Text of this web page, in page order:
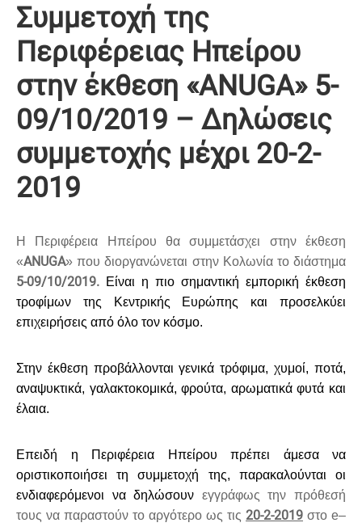
Συμμετοχή της
Περιφέρειας Ηπείρου
στην έκθεση «ANUGA» 5-
09/10/2019 – Δηλώσεις
συμμετοχής μέχρι 20-2-
2019
Η Περιφέρεια Ηπείρου θα συμμετάσχει στην έκθεση
«ANUGA» που διοργανώνεται στην Κολωνία το διάστημα
5-09/10/2019. Είναι η πιο σημαντική εμπορική έκθεση
τροφίμων της Κεντρικής Ευρώπης και προσελκύει
επιχειρήσεις από όλο τον κόσμο.
Στην έκθεση προβάλλονται γενικά τρόφιμα, χυμοί, ποτά,
αναψυκτικά, γαλακτοκομικά, φρούτα, αρωματικά φυτά και
έλαια.
Επειδή η Περιφέρεια Ηπείρου πρέπει άμεσα να
οριστικοποιήσει τη συμμετοχή της, παρακαλούνται οι
ενδιαφερόμενοι να δηλώσουν εγγράφως την πρόθεσή
τους να παραστούν το αργότερο ως τις 20-2-2019 στo e–